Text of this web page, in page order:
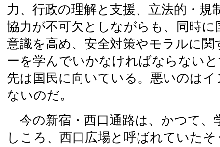
力、行政の理解と支援、立法的・規
協力が不可欠としながらも、同時
意識を高め、安全対策やモラルに
ーを学んでいかなければならない
先は国民に向いている。悪いのは
ないのだ。
今の新宿・西口通路は、かつて、
しころ、西口広場と呼ばれていた